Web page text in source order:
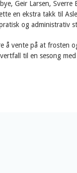
Geir Larsen, Sverre
en ekstra takk til
og administrativ
å vente på at frosten
til en sesong